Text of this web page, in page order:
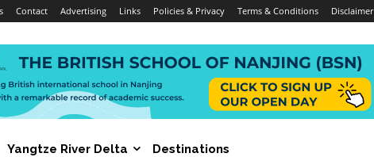
Contact Advertising Links Policies & Privacy Terms & Conditions Disclaimer
Yangtze River Delta Destinations